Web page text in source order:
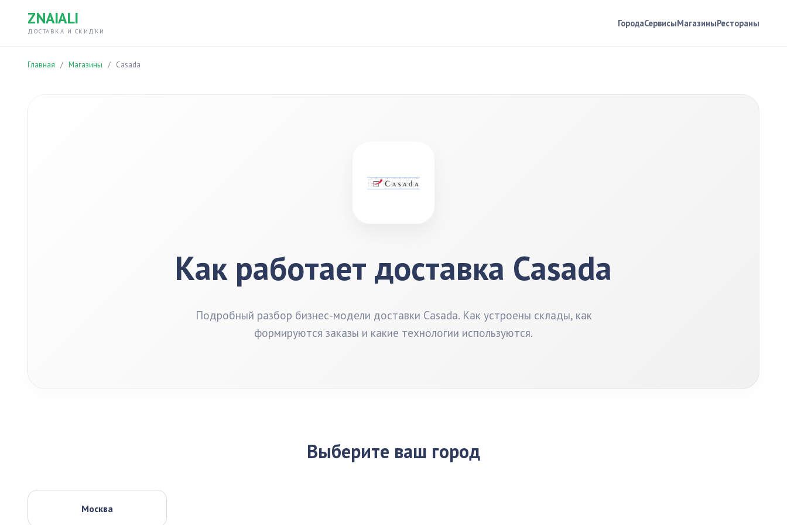
ZNAIALI
ДОСТАВКА И СКИДКИ
ГородаСервисыМагазиныРестораны
Главная / Магазины / Casada
Как работает доставка Casada
Подробный разбор бизнес-модели доставки Casada. Как устроены склады, как
формируются заказы и какие технологии используются.
Выберите ваш город
Москва